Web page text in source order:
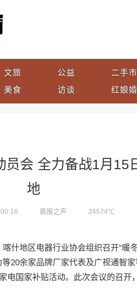
文旅
美食
公益
访谈
二手
红娘
员会 全力备战1月15
地
晨报之声 24574℃
什地区电器行业协会组织召开“暖
20余家品牌厂家代表及广视通智
电国家补贴活动。此次会议的召开